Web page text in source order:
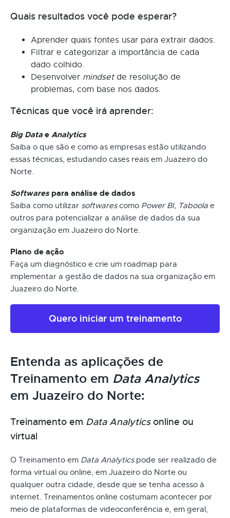
Quais resultados você pode esperar?
Aprender quais fontes usar para extrair dados.
Filtrar e categorizar a importância de cada
dado colhido.
Desenvolver mindsetde resolução de
problemas, com base nos dados.
Técnicas que você irá aprender:
Big Data e Analytics
Saiba o que são e como as empresas estão utilizando
essas técnicas, estudando cases reais em Juazeiro do
Norte.
Softwarespara análise de dados
Saiba como utilizar softwarescomo Power BI, Taboola e
outros para potencializar a análise de dados da sua
organização em Juazeiro do Norte.
Plano de ação
Faça um diagnóstico e crie um roadmap para
implementar a gestão de dados na sua organização em
Juazeiro do Norte.
Quero iniciar um treinamento
Entenda as aplicações de
Treinamento em Data Analytics
em Juazeiro do Norte:
Treinamento em Data Analyticsonline ou
virtual
O Treinamento em Data Analyticspode ser realizado de
forma virtual ou online, em Juazeiro do Norte ou
qualquer outra cidade, desde que se tenha acesso à
internet. Treinamentos online costumam acontecer por
meio de plataformas de videoconferência e, em geral,